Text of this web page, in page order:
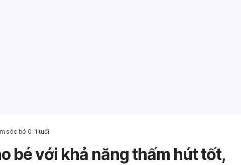
sóc bé 0-1 tuổi
bé với khả năng thấm hút tốt,